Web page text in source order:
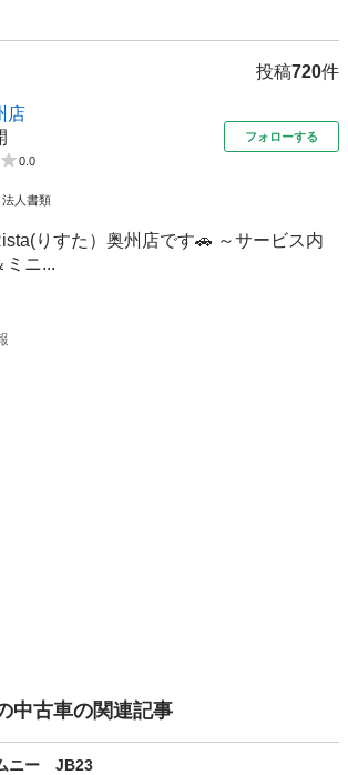
投稿720件
店
0.0
フォローする
法人書類
りすた）奥州店です🚗 ～サービス内
ニ...
中古車の関連記事
ニー JB23